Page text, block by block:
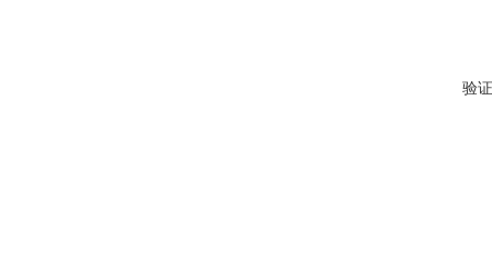
验